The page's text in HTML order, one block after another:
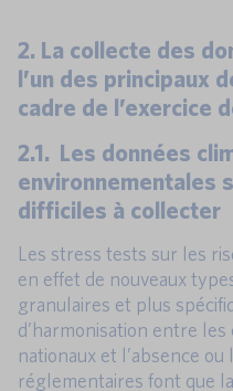
2. La collecte des
l’un des principaux
cadre de l’exercice
2.1. Les données
environnementales
difficiles à collecter
Les stress tests sur les
en effet de nouveaux
granulaires et plus
d’harmonisation entre
nationaux et l’absence
réglementaires font que